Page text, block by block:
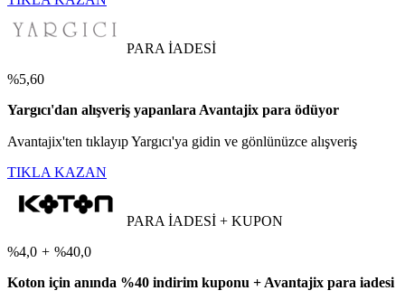
PARA İADESİ
%5,60
Yargıcı'dan alışveriş yapanlara Avantajix para ödüyor
Avantajix'ten tıklayıp Yargıcı'ya gidin ve gönlünüzce alışveriş
TIKLA KAZAN
PARA İADESİ + KUPON
%4,0 + %40,0
Koton için anında %40 indirim kuponu + Avantajix para iadesi